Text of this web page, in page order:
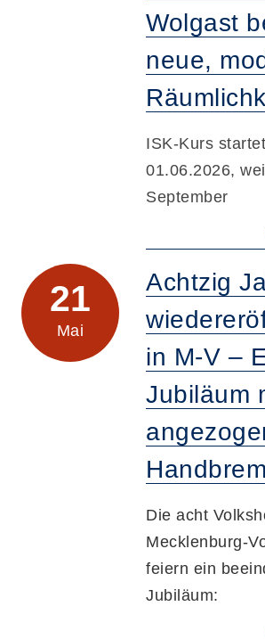
Wolgast
neue,
ISK-Kurs
01.06.2026,
September
21
Mai
Achtzig
in M-V –
Jubiläum
Die acht
Mecklenburg-
feiern ein
Jubiläum: